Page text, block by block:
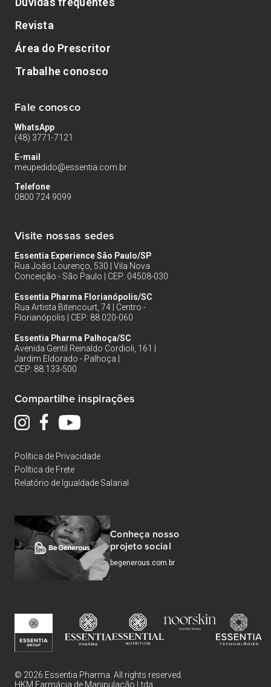
Revista
Área do Prescritor
Trabalhe conosco
Fale conosco
WhatsApp
(48) 3771-7121
E-mail
meupedido@essentia.com.br
Telefone
0800 724 9099
Visite nossas sedes
Essentia Experience São Paulo/SP
Rua João Lourenço, 530 | Vila Nova
Conceição - São Paulo | CEP: 04508-030
Essentia Pharma Florianópolis/SC
Rua Artista Bitencourt, 74 | Centro -
Florianópolis | CEP: 88.020-060
Essentia Pharma Palhoça/SC
Avenida Gentil Reinaldo Cordioli, 161 |
Jardim Eldorado - Palhoça |
CEP: 88.133-500
Compartilhe inspirações
Política de Privacidade
Política de Frete
Relatório de Igualdade Salarial
Conheça nosso
projeto social
begenerous.com.br
© 2026 Essentia Pharma. All rights reserved.
HKM Farmácia de Manipulação Ltda